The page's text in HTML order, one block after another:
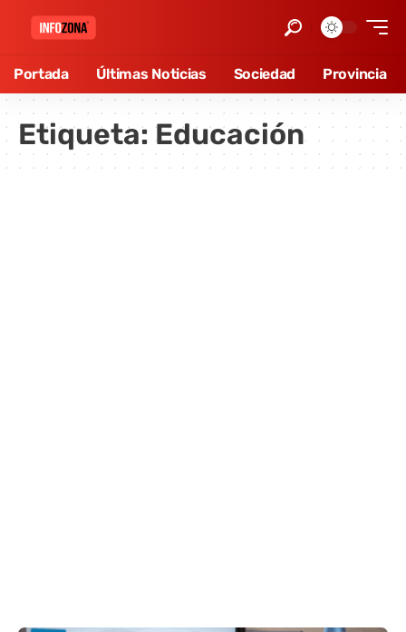
Portada Últimas Noticias Sociedad Provincia
Etiqueta: Educación